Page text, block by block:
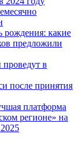
рождения: какие
предложили
проведут в
после принятия
платформа
регионе» на